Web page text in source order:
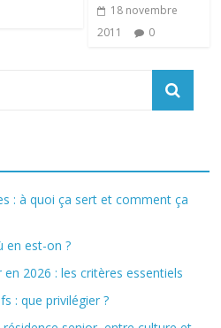
18 novembre
2011
0
: à quoi ça sert et comment ça
en est-on ?
2026 : les critères essentiels
: que privilégier ?